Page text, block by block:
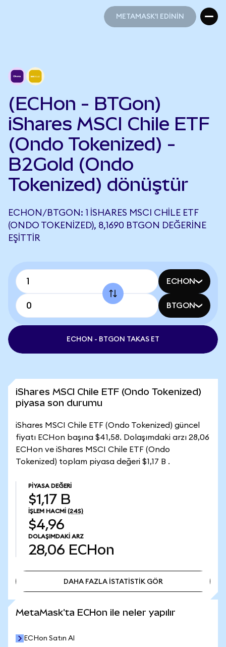
METAMASK'I EDİNİN
(ECHon - BTGon)
iShares MSCI Chile ETF
(Ondo Tokenized) -
B2Gold (Ondo
Tokenized) dönüştür
ECHON/BTGON: 1 ISHARES MSCI CHILE ETF
(ONDO TOKENIZED), 8,1690 BTGON DEĞERINE
EŞITTIR
ECHON
BTGON
ECHON - BTGON TAKAS ET
iShares MSCI Chile ETF (Ondo Tokenized)
piyasa son durumu
iShares MSCI Chile ETF (Ondo Tokenized) güncel
fiyatı ECHon başına $41,58. Dolaşımdaki arzı 28,06
ECHon ve iShares MSCI Chile ETF (Ondo
Tokenized) toplam piyasa değeri $1,17 B .
PIYASA DEĞERI
$1,17 B
İŞLEM HACMI (24S)
$4,96
DOLAŞIMDAKI ARZ
28,06 ECHon
DAHA FAZLA İSTATİSTİK GÖR
MetaMask'ta ECHon ile neler yapılır
ECHon Satın Al